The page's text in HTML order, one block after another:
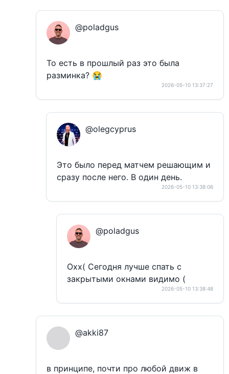
@poladgus
То есть в прошлый раз это была
разминка? 😭
2026-05-10 13:37:27
@olegcyprus
Это было перед матчем решающим и
сразу после него. В один день.
2026-05-10 13:38:06
@poladgus
Охх( Сегодня лучше спать с
закрытыми окнами видимо (
2026-05-10 13:38:48
@akki87
в принципе, почти про любой движ в